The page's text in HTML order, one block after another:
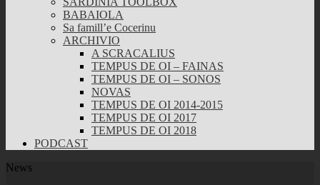
BABAIOLA
Sa famill’e Cocerinu
ARCHIVIO
A SCRACALIUS
TEMPUS DE OI – FAINAS
TEMPUS DE OI – SONOS
NOVAS
TEMPUS DE OI 2014-2015
TEMPUS DE OI 2017
TEMPUS DE OI 2018
PODCAST
News